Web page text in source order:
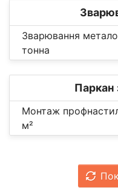
Зварювання
тонна
Паркан
Монтаж
м²